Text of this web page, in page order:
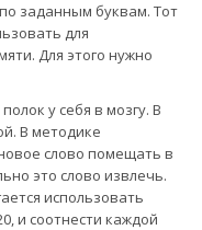
заданным буквам. Тот
для
Для этого нужно
у себя в мозгу. В
В методике
слово помещать в
это слово извлечь.
использовать
и соотнести каждой